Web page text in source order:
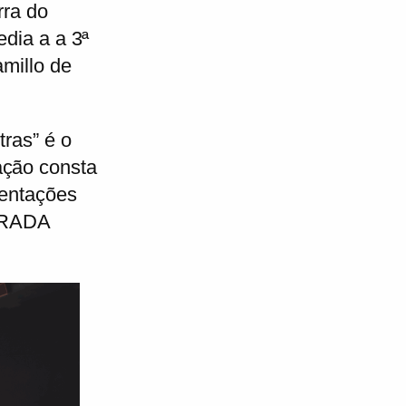
do
a a 3ª
de
é o
consta